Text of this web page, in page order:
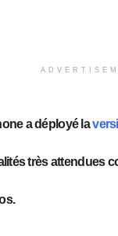
a déployé la
très attendues